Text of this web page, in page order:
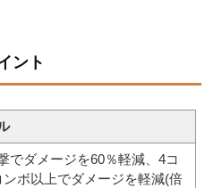
ント
でダメージを60％軽減、4コ
ンボ以上でダメージを軽減(倍